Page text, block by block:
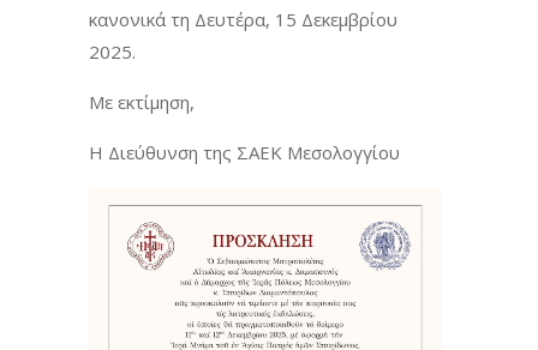
κανονικά τη Δευτέρα, 15 Δεκεμβρίου
2025.
Με εκτίμηση,
Η Διεύθυνση της ΣΑΕΚ Μεσολογγίου